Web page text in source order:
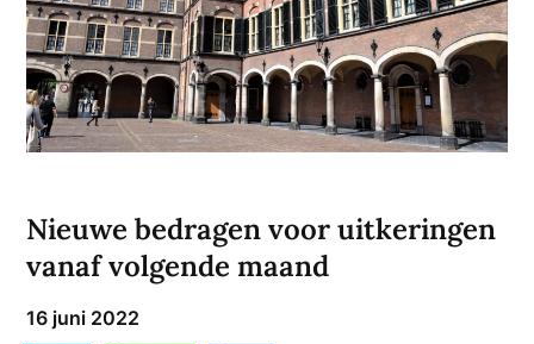
Nieuwe bedragen voor uitkeringen
vanaf volgende maand
16 juni 2022